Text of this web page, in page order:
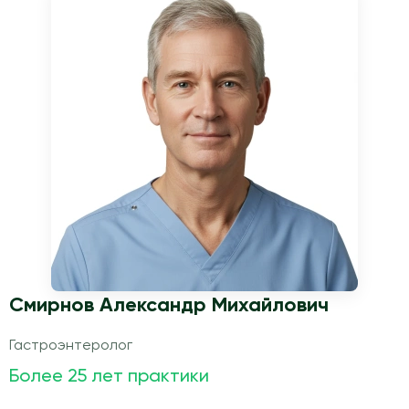
Смирнов Александр Михайлович
Гастроэнтеролог
Более 25 лет практики